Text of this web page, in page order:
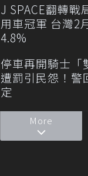
J SPACE翻轉戰
用車冠軍 台灣2
4.8%
停車再開騎士「
遭罰引民怨！警
定
More